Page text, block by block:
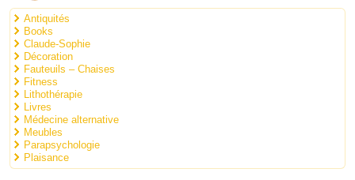
Antiquités
Books
Claude-Sophie
Décoration
Fauteuils – Chaises
Fitness
Lithothérapie
Livres
Médecine alternative
Meubles
Parapsychologie
Plaisance